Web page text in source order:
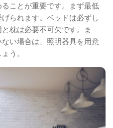
ことが重要です。まず最低
られます。ベッドは必ずし
枕は必要不可欠です。ま
い場合は、照明器具を用意
う。